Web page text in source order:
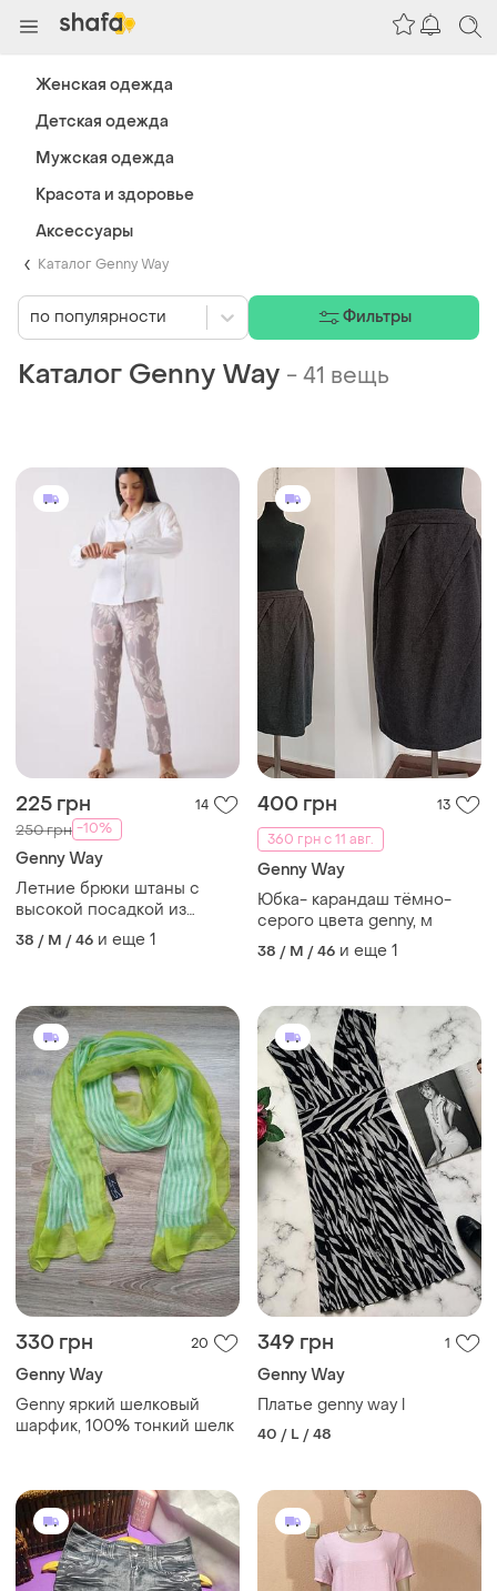
Каталог Genny Way
Каталог Genny Way -41 вещь
225 грн 14
250 грн -10%
Genny Way
Летние брюки штаны с
высокой посадкой из
натуральной ткани в принт
38 / M / 46 и еще 1
400 грн
13
360 грн с 11 авг.
Genny Way
Юбка- карандаш тёмно-
серого цвета genny, м
38 / M / 46 и еще 1
330 грн 20
Genny Way
Genny яркий шелковый
шарфик, 100% тонкий шелк
349 грн 1
Genny Way
Платье genny way l
40 / L / 48
по популярности Фильтры
Женская одежда
Детская одежда
Мужская одежда
Красота и здоровье
Аксессуары